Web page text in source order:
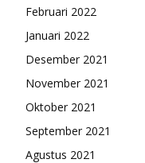
Februari 2022
Januari 2022
Desember 2021
November 2021
Oktober 2021
September 2021
Agustus 2021